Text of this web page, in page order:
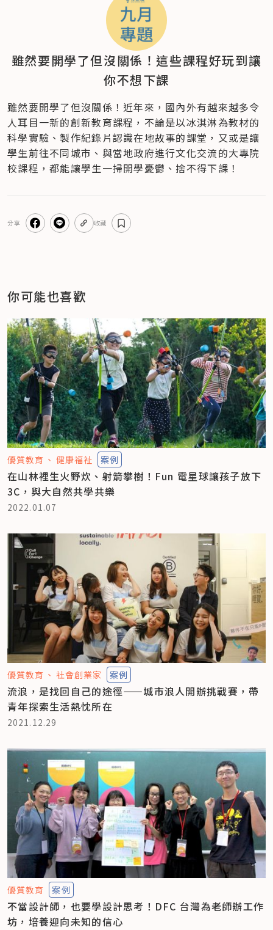
雖然要開學了但沒關係！這些課程好玩到讓
你不想下課
雖然要開學了但沒關係！近年來，國內外有越來越多令
人耳目一新的創新教育課程，不論是以冰淇淋為教材的
科學實驗、製作紀錄片認識在地故事的課堂，又或是讓
學生前往不同城市、與當地政府進行文化交流的大專院
校課程，都能讓學生一掃開學憂鬱、捨不得下課！
分享 收藏
你可能也喜歡
優質教育 健康福祉 案例
在山林裡生火野炊、射箭攀樹！Fun 電星球讓孩子放下
3C，與大自然共學共樂
2022.01.07
優質教育 社會創業家 案例
流浪，是找回自己的途徑——城市浪人開辦挑戰賽，帶
青年探索生活熱忱所在
2021.12.29
優質教育 案例
不當設計師，也要學設計思考！DFC 台灣為老師辦工作
坊，培養迎向未知的信心